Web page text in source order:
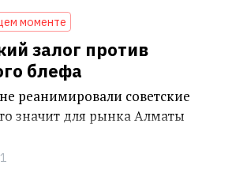
моменте
залог против
блефа
реанимировали советские
значит для рынка Алматы